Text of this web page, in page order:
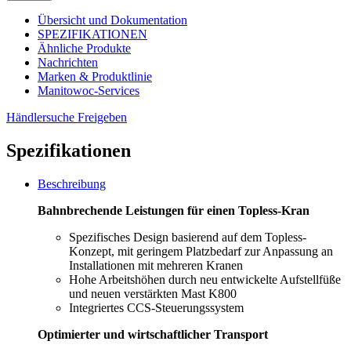
Übersicht und Dokumentation
SPEZIFIKATIONEN
Ähnliche Produkte
Nachrichten
Marken & Produktlinie
Manitowoc-Services
Händlersuche Freigeben
Spezifikationen
Beschreibung
Bahnbrechende Leistungen für einen Topless-Kran
Spezifisches Design basierend auf dem Topless-
Konzept, mit geringem Platzbedarf zur Anpassung an
Installationen mit mehreren Kranen
Hohe Arbeitshöhen durch neu entwickelte Aufstellfüße
und neuen verstärkten Mast K800
Integriertes CCS-Steuerungssystem
Optimierter und wirtschaftlicher Transport